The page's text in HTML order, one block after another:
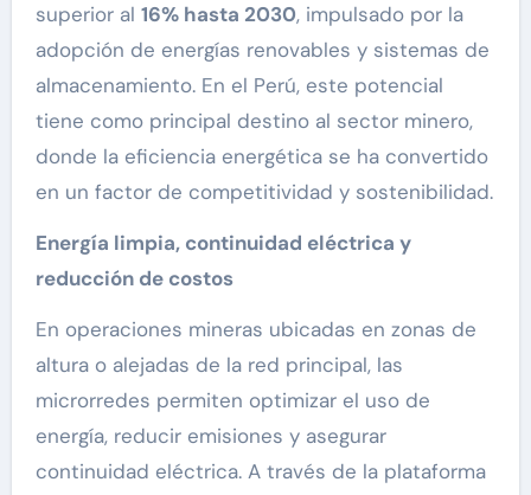
superior al 16% hasta 2030, impulsado por la
adopción de energías renovables y sistemas de
almacenamiento. En el Perú, este potencial
tiene como principal destino al sector minero,
donde la eficiencia energética se ha convertido
en un factor de competitividad y sostenibilidad.
Energía limpia, continuidad eléctrica y
reducción de costos
En operaciones mineras ubicadas en zonas de
altura o alejadas de la red principal, las
microrredes permiten optimizar el uso de
energía, reducir emisiones y asegurar
continuidad eléctrica. A través de la plataforma